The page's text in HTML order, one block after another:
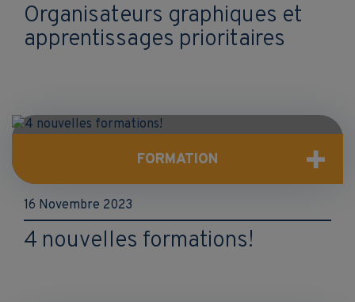
Organisateurs graphiques et
apprentissages prioritaires
FORMATION
16 Novembre 2023
4 nouvelles formations!